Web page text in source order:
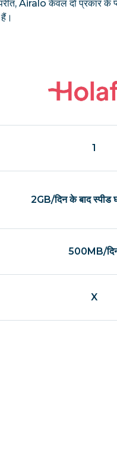
Airalo केवल दो प्रकार
1
2GB/दिन के बाद स्पीड
500MB/
X